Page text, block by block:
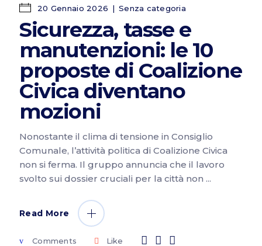
20 Gennaio 2026 Senza categoria
Sicurezza, tasse e
manutenzioni: le 10
proposte di Coalizione
Civica diventano
mozioni
Nonostante il clima di tensione in Consiglio
Comunale, l’attività politica di Coalizione Civica
non si ferma. Il gruppo annuncia che il lavoro
svolto sui dossier cruciali per la città non
Read More
Comments Like